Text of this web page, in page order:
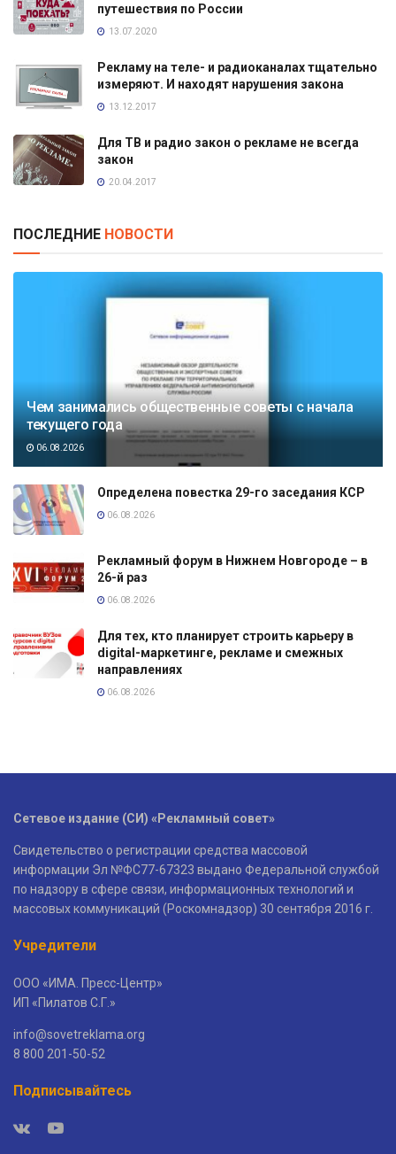
путешествия по России
13.07.2020
Рекламу на теле- и радиоканалах тщательно
измеряют. И находят нарушения закона
13.12.2017
Для ТВ и радио закон о рекламе не всегда
закон
20.04.2017
ПОСЛЕДНИЕ НОВОСТИ
Чем занимались общественные советы с начала
текущего года
06.08.2026
Определена повестка 29-го заседания КСР
06.08.2026
Рекламный форум в Нижнем Новгороде – в
26-й раз
06.08.2026
Для тех, кто планирует строить карьеру в
digital-маркетинге, рекламе и смежных
направлениях
06.08.2026
Сетевое издание (СИ) «Рекламный совет»
Свидетельство о регистрации средства массовой
информации Эл №ФС77-67323 выдано Федеральной службой
по надзору в сфере связи, информационных технологий и
массовых коммуникаций (Роскомнадзор) 30 сентября 2016 г.
Учредители
ООО «ИМА. Пресс-Центр»
ИП «Пилатов С.Г.»
info@sovetreklama.org
8 800 201-50-52
Подписывайтесь